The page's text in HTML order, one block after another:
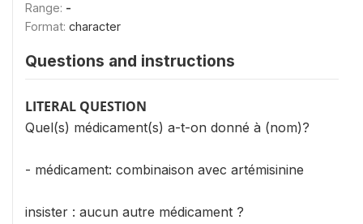
Range: -
Format: character
Questions and instructions
LITERAL QUESTION
Quel(s) médicament(s) a-t-on donné à (nom)?
- médicament: combinaison avec artémisinine
insister : aucun autre médicament ?